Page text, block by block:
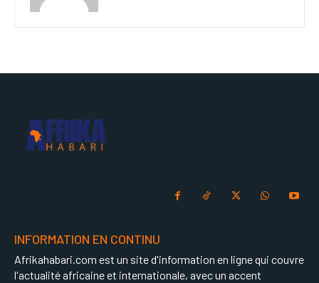
INFORMATION EN CONTINU
Afrikahabari.com est un site d'information en ligne qui couvre
l'actualité africaine et internationale, avec un accent